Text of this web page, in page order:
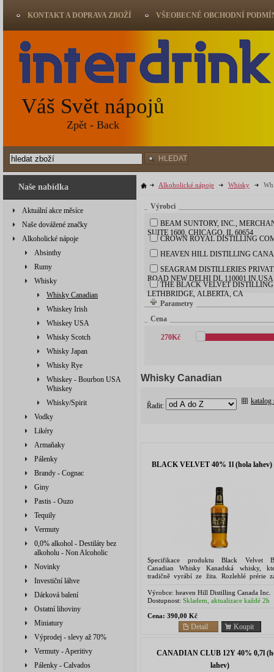
Naše nabídka
Aktuální akce měsíce
Naše dovážené značky
Alkoholické nápoje
Absinthy
Rumy
Whisky
Whisky Canadian
Whiskey Irish
Whiskey USA
Whisky Scotch
Whisky Japan
Whisky Rye
Whiskey - Bourbon USA
Whiskey
Whisky/Spirit
Vodky
Likéry
Armaňaky
Pálenky
Brandy - Cognac
Giny
Pastis - Ouzo
Tequily
Vermuty
0,0% alkohol - Destiláty bez
alkoholu - Non Alcoholic
Novinky
Investiční láhve
Dárková balení
Ostatní lihoviny
Miniatury
Výprodej - slevy až 70%
Vermuty - Aperitivy
Pálenky - Calvados
Alkoholické nápoje Whisky
Výrobci
BEAM SUNTORY, INC.,
SUITE 1600, CHICAGO, IL 60654
CROWN ROYAL DISTILLING
HEAVEN HILL DISTILLING
SEAGRAM DISTILLERIES
ROAD NEW DELHI DL 110001 IN.USA
THE BLACK VELVET DISTILLING
LETHBRIDGE, ALBERTA, CA
Parametry
Cena
270Kč
Whisky Canadian
Řadit:
katalog
BLACK VELVET 40% 1l (hola lahev)
Specifikace produktu Black Velvet
Canadian Whisky Kanadská whisky,
tradičně vyrábí ze žita. Rozlehlé prérie
žita. Palírna...
Výrobce: heaven Hill Distilling Canada Inc.
Lethbridge, Alberta, Canada
Dostupnost: Skladem, aktualizace každé 2h
Cena: 390,00 Kč
Koupit
Detail
CANADIAN CLUB 12Y 40% 0,7l
lahev)
KONTAKT A DOPRAVA ZBOŽÍ VŠEOBECNÉ OBCHODNÍ
Váš Svět nápojů
Zpět - Back
HLEDAT